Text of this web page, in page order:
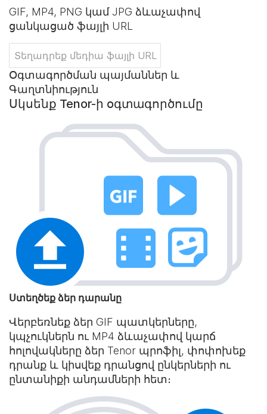
GIF, MP4, PNG կամ JPG ձևաչափով
ցանկացած ֆայլի URL
Օգտագործման պայմաններ և
Գաղտնիություն
Սկսենք Tenor-ի օգտագործումը
Ստեղծեք ձեր դարանը
Վերբեռնեք ձեր GIF պատկերները,
կպչուկներն ու MP4 ձևաչափով կարճ
հոլովակները ձեր Tenor պրոֆիլ, փոփոխեք
դրանք և կիսվեք դրանցով ընկերների ու
ընտանիքի անդամների հետ։